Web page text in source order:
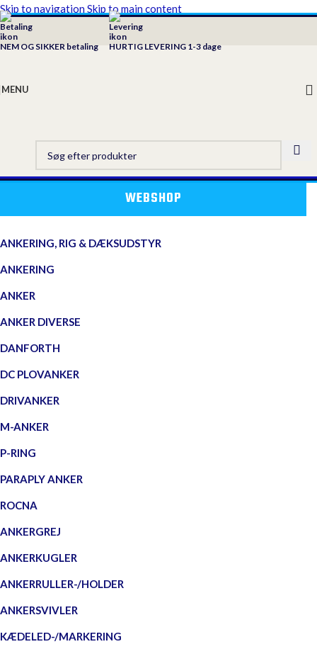
Skip to navigation Skip to main content
NEM OG SIKKER betaling HURTIG LEVERING 1-3 dage
MENU
WEBSHOP
ANKERING, RIG & DÆKSUDSTYR
ANKERING
ANKER
ANKER DIVERSE
DANFORTH
DC PLOVANKER
DRIVANKER
M-ANKER
P-RING
PARAPLY ANKER
ROCNA
ANKERGREJ
ANKERKUGLER
ANKERRULLER-/HOLDER
ANKERSVIVLER
KÆDELED-/MARKERING